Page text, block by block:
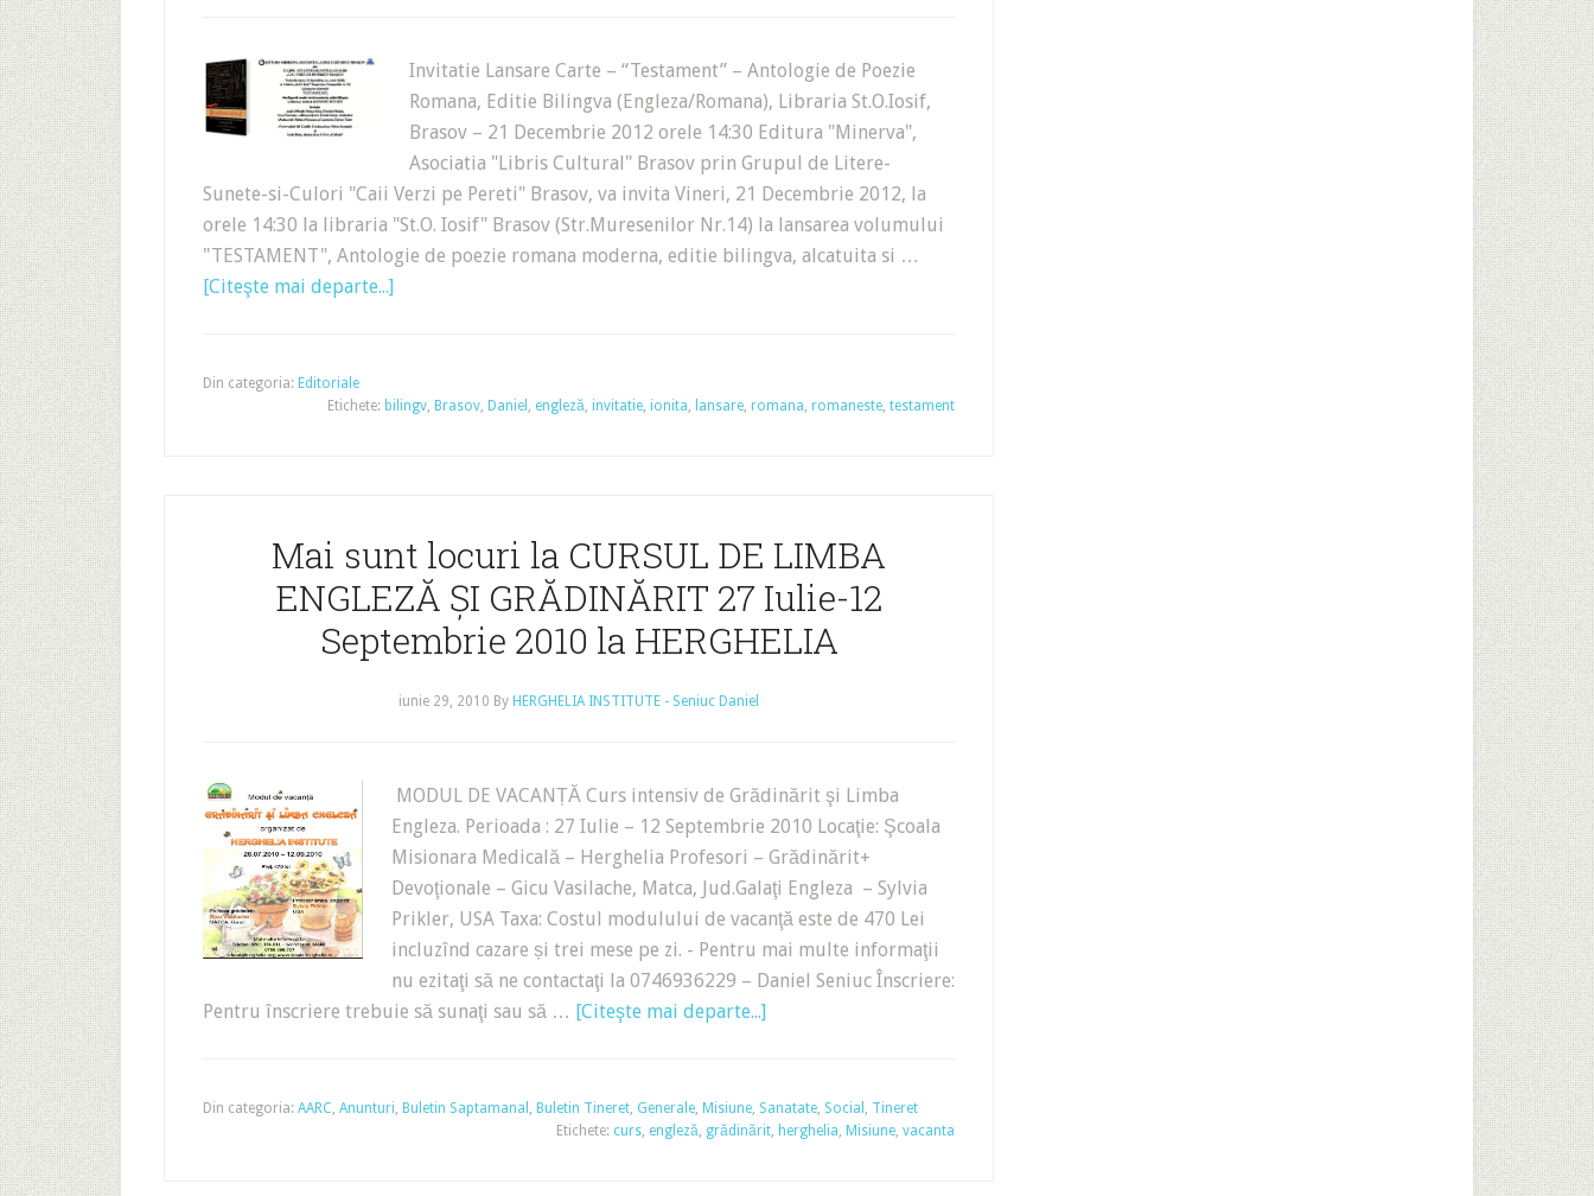
Invitatie Lansare Carte – “Testament” – Antologie de Poezie
Romana, Editie Bilingva (Engleza/Romana), Libraria St.O.Iosif,
Brasov – 21 Decembrie 2012 orele 14:30 Editura "Minerva",
Asociatia "Libris Cultural" Brasov prin Grupul de Litere-
Sunete-si-Culori "Caii Verzi pe Pereti" Brasov, va invita Vineri, 21 Decembrie 2012, la
orele 14:30 la libraria "St.O. Iosif" Brasov (Str.Muresenilor Nr.14) la lansarea volumului
"TESTAMENT", Antologie de poezie romana moderna, editie bilingva, alcatuita si …
[Citeşte mai departe...]
Din categoria: Editoriale
Etichete: bilingv, Brasov, Daniel , engleză, invitatie, ionita, lansare, romana, romaneste, testament
Mai sunt locuri la CURSUL DE LIMBA
ENGLEZĂ ȘI GRĂDINĂRIT 27 Iulie-12
Septembrie 2010 la HERGHELIA
iunie 29, 2010 By HERGHELIA INSTITUTE - Seniuc Daniel
MODUL DE VACANȚĂ Curs intensiv de Grădinărit şi Limba
Engleza. Perioada : 27 Iulie – 12 Septembrie 2010 Locaţie: Şcoala
Misionara Medicală – Herghelia Profesori – Grădinărit+
Devoţionale – Gicu Vasilache, Matca, Jud.Galaţi Engleza – Sylvia
Prikler, USA Taxa: Costul modulului de vacanţă este de 470 Lei
incluzînd cazare și trei mese pe zi. - Pentru mai multe informaţii
nu ezitaţi să ne contactaţi la 0746936229 – Daniel Seniuc Înscriere:
Pentru înscriere trebuie să sunaţi sau să … [Citeşte mai departe...]
Din categoria: AARC, Anunturi, Buletin Saptamanal , Buletin Tineret, Generale, Misiune, Sanatate, Social , Tineret
Etichete: curs, engleză, grădinărit, herghelia, Misiune, vacanta